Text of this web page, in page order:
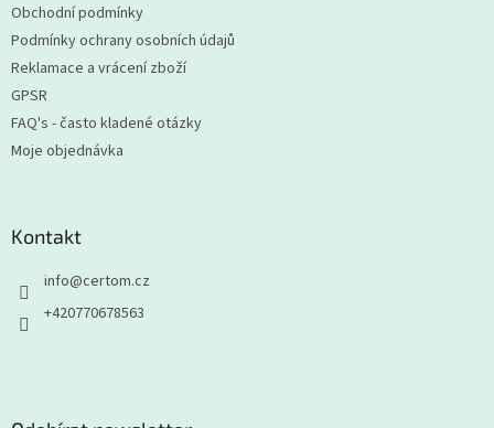
Obchodní podmínky
Podmínky ochrany osobních údajů
Reklamace a vrácení zboží
GPSR
FAQ's - často kladené otázky
Moje objednávka
Kontakt
info@certom.cz
+420770678563